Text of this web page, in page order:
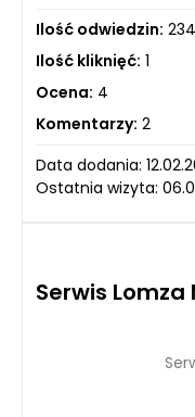
Ilość odwiedzin:
Ilość kliknięć: 1
Ocena: 4
Komentarzy: 2
Data dodania:
Ostatnia wizyta:
Serwis Lomza